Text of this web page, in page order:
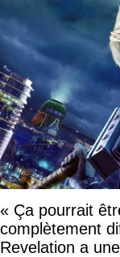
« Ça pourrait
complètement
Revelation a